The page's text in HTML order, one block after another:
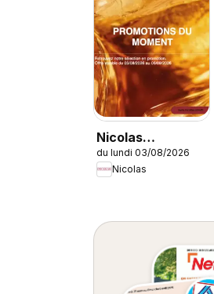
Nicolas
catalogue
du lundi 03/08/2026
Nicolas